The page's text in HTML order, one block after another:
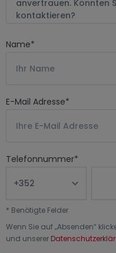
Name*
E-Mail Adresse*
Telefonnummer*
* Benötigte Felder
Wenn Sie auf „Absenden“
und unserer